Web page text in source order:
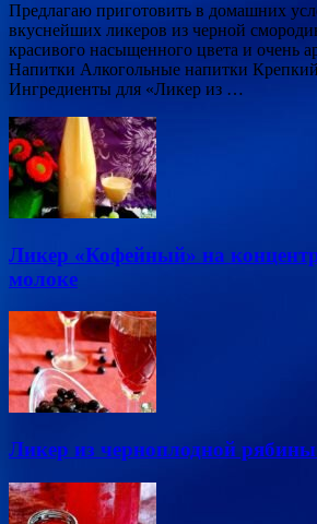
Предлагаю приготовить в домашних
вкуснейших ликеров из черной
красивого насыщенного цвета и очень
Напитки Алкогольные напитки Крепкий
Ингредиенты для «Ликер из …
Ликер «Кофейный» на
молоке
Ликер из черноплодной